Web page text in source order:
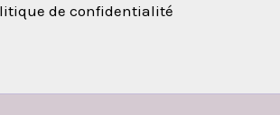
de confidentialité